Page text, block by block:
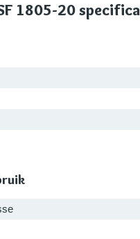
1805-20